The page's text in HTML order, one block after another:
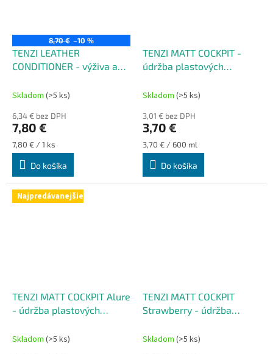
8,70 € –10 %
TENZI LEATHER
CONDITIONER - výživa a
Skladom (>5 ks)
6,34 € bez DPH
7,80 €
Jednotková
cena:
7,80 € / 1 ks
Do košíka
TENZI MATT COCKPIT -
údržba plastových
Skladom (>5 ks)
3,01 € bez DPH
3,70 €
Jednotková
cena:
3,70 € / 600 ml
Do košíka
Najpredávanejšie
TENZI MATT COCKPIT Alure
- údržba plastových
Skladom (>5 ks)
TENZI MATT COCKPIT
Strawberry - údržba
Skladom (>5 ks)